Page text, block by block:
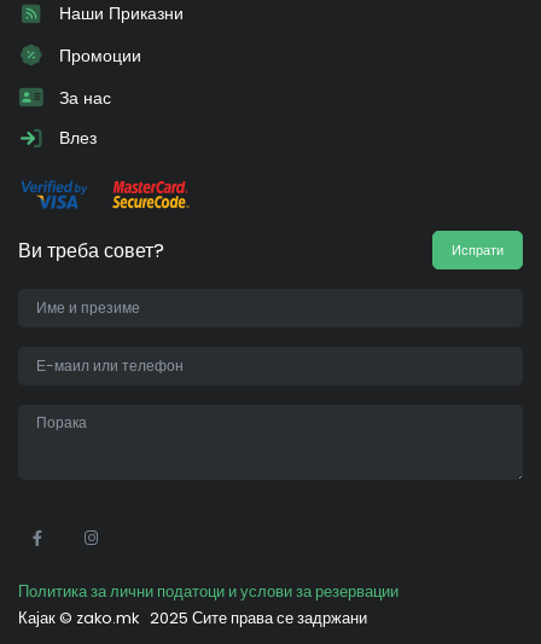
Наши Приказни
Промоции
За нас
Влез
Ви треба совет? Испрати
Политика за лични податоци и услови за резервации
Кајак © zako.mk 2025 Сите права се задржани